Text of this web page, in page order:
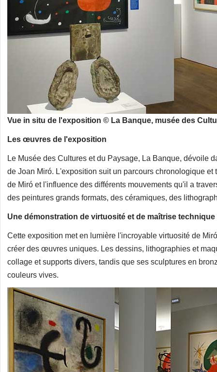
Vue in situ de l'exposition © La Banque, musée des
Les œuvres de l'exposition
Le Musée des Cultures et du Paysage, La Banque, dévoile
de Joan Miró. L'exposition suit un parcours chronologique
de Miró et l'influence des différents mouvements qu'il a
des peintures grands formats, des céramiques, des
Une démonstration de virtuosité et de maîtrise technique
Cette exposition met en lumière l'incroyable virtuosité de
créer des œuvres uniques. Les dessins, lithographies et
collage et supports divers, tandis que ses sculptures en
couleurs vives.